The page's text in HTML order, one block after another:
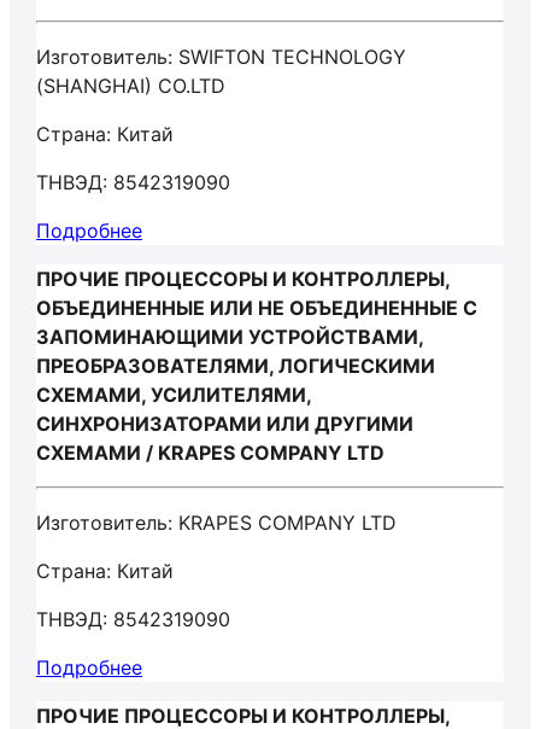
Изготовитель: SWIFTON TECHNOLOGY
(SHANGHAI) CO.LTD
Страна: Китай
ТНВЭД: 8542319090
Подробнее
ПРОЧИЕ ПРОЦЕССОРЫ И КОНТРОЛЛЕРЫ,
ОБЪЕДИНЕННЫЕ ИЛИ НЕ ОБЪЕДИНЕННЫЕ С
ЗАПОМИНАЮЩИМИ УСТРОЙСТВАМИ,
ПРЕОБРАЗОВАТЕЛЯМИ, ЛОГИЧЕСКИМИ
СХЕМАМИ, УСИЛИТЕЛЯМИ,
СИНХРОНИЗАТОРАМИ ИЛИ ДРУГИМИ
СХЕМАМИ / KRAPES COMPANY LTD
Изготовитель: KRAPES COMPANY LTD
Страна: Китай
ТНВЭД: 8542319090
Подробнее
ПРОЧИЕ ПРОЦЕССОРЫ И КОНТРОЛЛЕРЫ,